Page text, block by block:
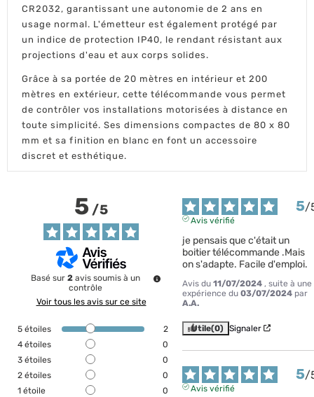
CR2032, garantissant une autonomie de 2 ans en
usage normal. L'émetteur est également protégé par
un indice de protection IP40, le rendant résistant aux
projections d'eau et aux corps solides.
Grâce à sa portée de 20 mètres en intérieur et 200
mètres en extérieur, cette télécommande vous permet
de contrôler vos installations motorisées à distance en
toute simplicité. Ses dimensions compactes de 80 x 80
mm et sa finition en blanc en font un accessoire
discret et esthétique.
5/5
Basé sur2 avis soumis à un
contrôle
Voir tous les avis sur ce site
5 étoiles
2
4 étoiles
0
3 étoiles
0
2 étoiles
0
1 étoile 0
5/
Avis vérifié
je pensais que c'était un
boitier télécommande .Mais
on s'adapte. Facile d'emploi.
Avis du 11/07/2024 , suite à une
expérience du 03/07/2024 par
A.A.
Utile(0) Signaler
5/
Avis vérifié